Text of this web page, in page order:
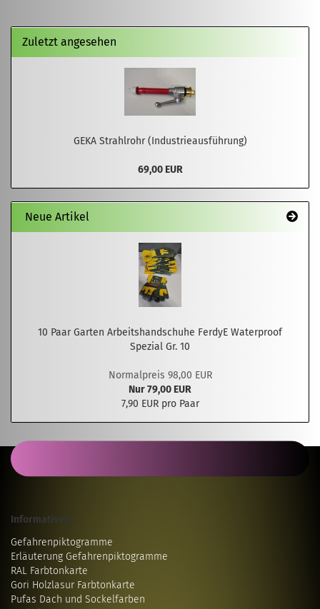
Zuletzt angesehen
GEKA Strahlrohr (Industrieausführung)
69,00 EUR
Neue Artikel
10 Paar Garten Arbeitshandschuhe FerdyE Waterproof
Spezial Gr. 10
Normalpreis 98,00 EUR
Nur 79,00 EUR
7,90 EUR pro Paar
Informatives...
Gefahrenpiktogramme
Erläuterung Gefahrenpiktogramme
RAL Farbtonkarte
Gori Holzlasur Farbtonkarte
Pufas Dach und Sockelfarben